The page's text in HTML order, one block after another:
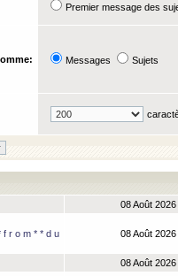
Premier message des
Messages Sujets
08 Août
f r o m * * d u
08 Août
08 Août